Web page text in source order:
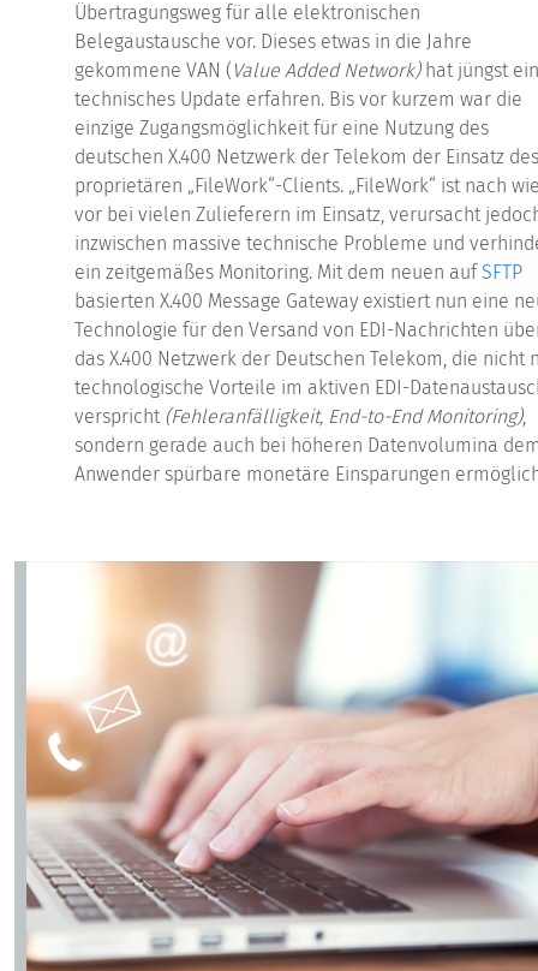
Übertragungsweg für alle elektronischen
Belegaustausche vor. Dieses etwas in die Jahre
gekommene VAN ( Value Added Network) hat jüngst
technisches Update erfahren. Bis vor kurzem war die
einzige Zugangsmöglichkeit für eine Nutzung des
deutschen X.400 Netzwerk der Telekom der Einsatz
proprietären „FileWork“-Clients. „FileWork“ ist nach
vor bei vielen Zulieferern im Einsatz, verursacht
inzwischen massive technische Probleme und
ein zeitgemäßes Monitoring. Mit dem neuen aufSFTP
basierten X.400 Message Gateway existiert nun eine
Technologie für den Versand von EDI-Nachrichten
das X.400 Netzwerk der Deutschen Telekom, die nicht
technologische Vorteile im aktiven EDI-
verspricht (Fehleranfälligkeit, End-to-End Monitoring),
sondern gerade auch bei höheren Datenvolumina
Anwender spürbare monetäre Einsparungen